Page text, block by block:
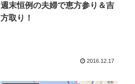
週末恒例の夫婦で恵方参り＆吉
方取り！
2016.12.17